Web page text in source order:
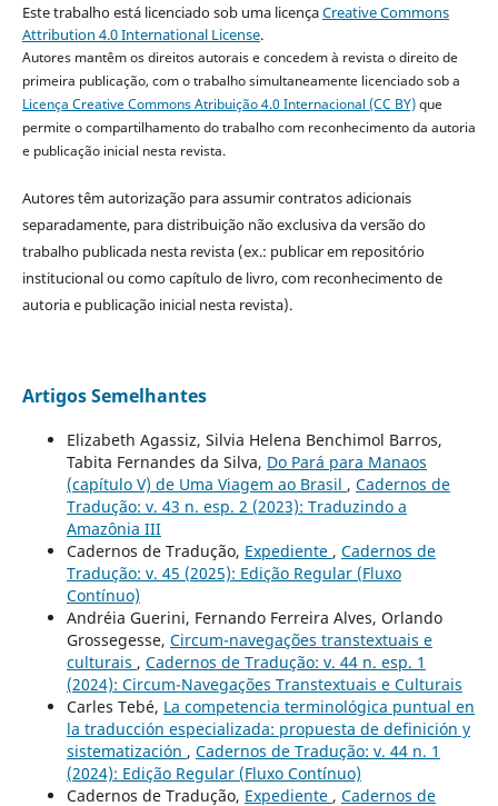
Este trabalho está licenciado sob uma licençaCreative Commons
Attribution 4.0 International License.
Autores mantêm os direitos autorais e concedem à revista o direito de
primeira publicação, com o trabalho simultaneamente licenciado sob a
Licença Creative Commons Atribuição 4.0 Internacional (CC BY)que
permite o compartilhamento do trabalho com reconhecimento da autoria
e publicação inicial nesta revista.
Autores têm autorização para assumir contratos adicionais
separadamente, para distribuição não exclusiva da versão do
trabalho publicada nesta revista (ex.: publicar em repositório
institucional ou como capítulo de livro, com reconhecimento de
autoria e publicação inicial nesta revista).
Artigos Semelhantes
Elizabeth Agassiz, Silvia Helena Benchimol Barros,
Tabita Fernandes da Silva, Do Pará para Manaos
(capítulo V) de Uma Viagem ao Brasil , Cadernos de
Tradução: v. 43 n. esp. 2 (2023): Traduzindo a
Amazônia III
Cadernos de Tradução, Expediente , Cadernos de
Tradução: v. 45 (2025): Edição Regular (Fluxo
Contínuo)
Andréia Guerini, Fernando Ferreira Alves, Orlando
Grossegesse, Circum-navegações transtextuais e
culturais , Cadernos de Tradução: v. 44 n. esp. 1
(2024): Circum-Navegações Transtextuais e Culturais
Carles Tebé, La competencia terminológica puntual en
la traducción especializada: propuesta de definición y
sistematización , Cadernos de Tradução: v. 44 n. 1
(2024): Edição Regular (Fluxo Contínuo)
Cadernos de Tradução, Expediente , Cadernos de